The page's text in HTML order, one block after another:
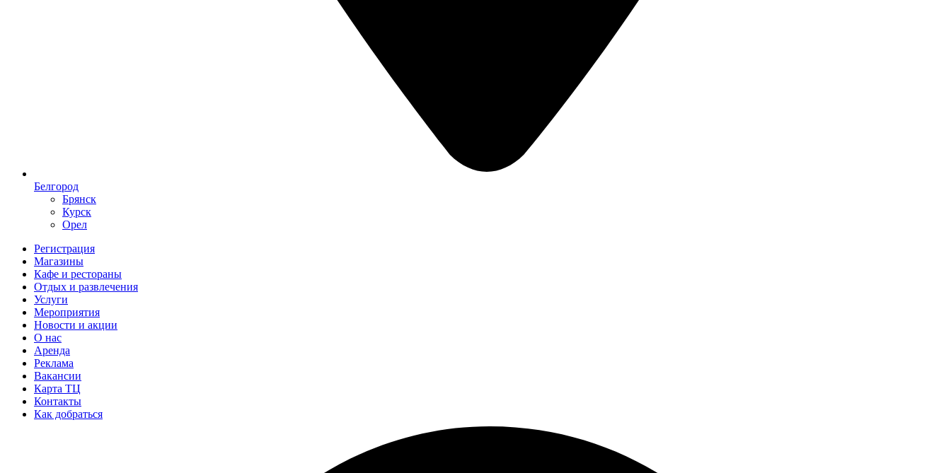
Белгород
Брянск
Курск
Орел
Регистрация
Магазины
Кафе и рестораны
Отдых и развлечения
Услуги
Мероприятия
Новости и акции
О нас
Аренда
Реклама
Вакансии
Карта ТЦ
Контакты
Как добраться